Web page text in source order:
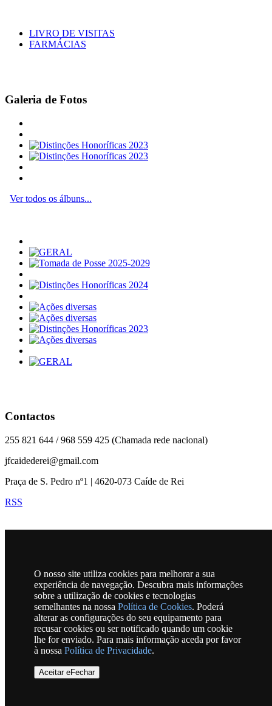
O nosso site utiliza cookies para melhorar a sua
experiência de navegação. Descubra mais informações
sobre a utilização de cookies e tecnologias
semelhantes na nossa Política de Cookies. Poderá
alterar as configurações do seu equipamento para
recusar cookies ou ser notificado quando um cookie
lhe for enviado. Para mais informação aceda por favor
à nossa Política de Privacidade.
Aceitar eFechar
LIVRO DE VISITAS
FARMÁCIAS
Galeria de Fotos
Ver todos os álbuns...
Contactos
255 821 644 / 968 559 425 (Chamada rede nacional)
jfcaidederei@gmail.com
Praça de S. Pedro nº1 | 4620-073 Caíde de Rei
RSS
SECRETARIA/SERVIÇOS ADMINISTRATIVOS
Segunda a Sexta-feira
10h00 às 12h30 | 15h00 às 17h30
ATENDIMENTO DO PRESIDENTE
Quartas-feiras das 18h30 às 20h30
Mapa